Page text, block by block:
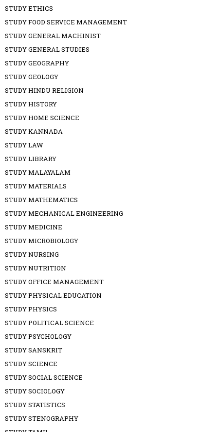
STUDY ETHICS
STUDY FOOD SERVICE MANAGEMENT
STUDY GENERAL MACHINIST
STUDY GENERAL STUDIES
STUDY GEOGRAPHY
STUDY GEOLOGY
STUDY HINDU RELIGION
STUDY HISTORY
STUDY HOME SCIENCE
STUDY KANNADA
STUDY LAW
STUDY LIBRARY
STUDY MALAYALAM
STUDY MATERIALS
STUDY MATHEMATICS
STUDY MECHANICAL ENGINEERING
STUDY MEDICINE
STUDY MICROBIOLOGY
STUDY NURSING
STUDY NUTRITION
STUDY OFFICE MANAGEMENT
STUDY PHYSICAL EDUCATION
STUDY PHYSICS
STUDY POLITICAL SCIENCE
STUDY PSYCHOLOGY
STUDY SANSKRIT
STUDY SCIENCE
STUDY SOCIAL SCIENCE
STUDY SOCIOLOGY
STUDY STATISTICS
STUDY STENOGRAPHY